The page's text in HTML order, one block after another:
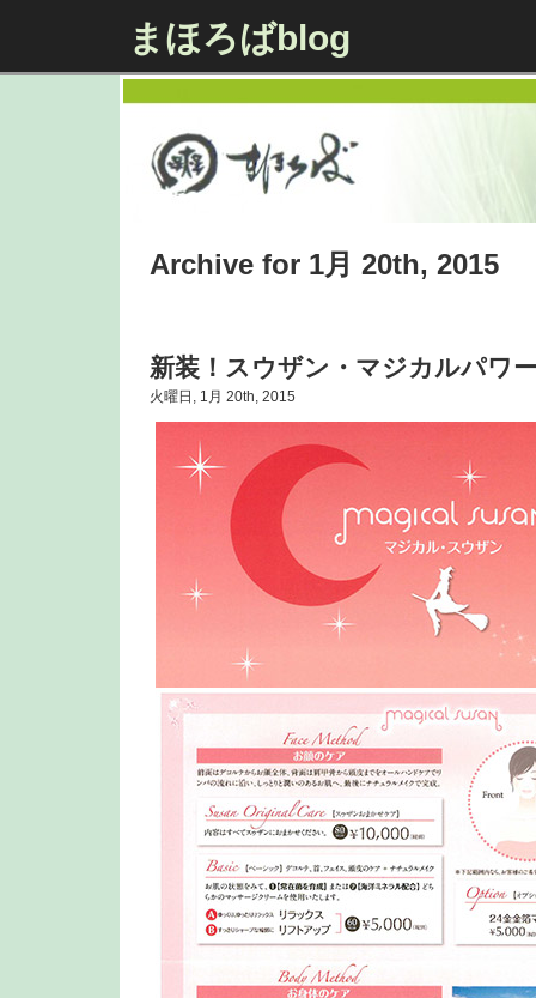
まほろばblog
Archive for 1月 20th, 2015
新装！スウザン・マジカルパワ
火曜日, 1月 20th, 2015